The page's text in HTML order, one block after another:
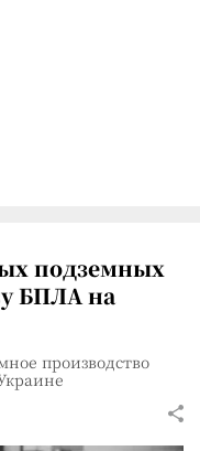
подземных
БПЛА на
производство